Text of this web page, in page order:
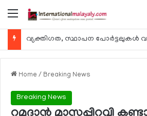
Menu
Home / Breaking News
Breaking News
റമദാന്‍ മാസപ്പിറവി